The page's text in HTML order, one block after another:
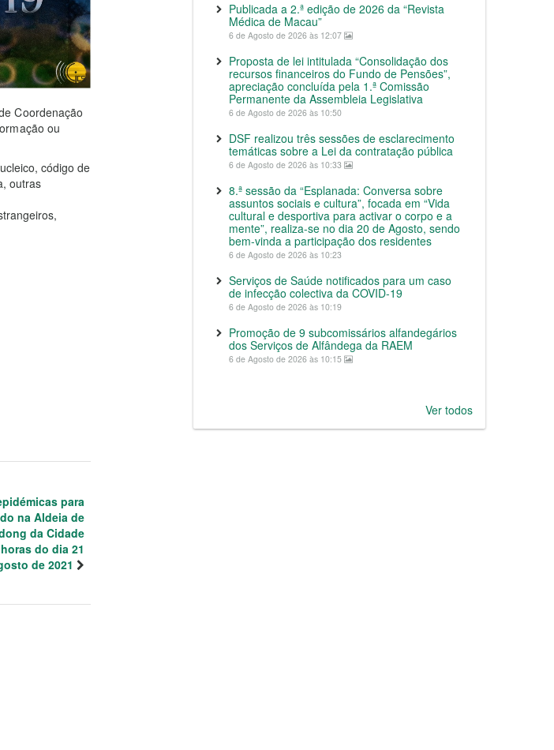
Coordenação
ou
código de
outras
para
na Aldeia de
da Cidade
do dia 21
de 2021
Publicada a 2.ª edição de 2026 da “Revista
Médica de Macau”
6 de Agosto de 2026 às 12:07
Proposta de lei intitulada “Consolidação dos
recursos financeiros do Fundo de Pensões”,
apreciação concluída pela 1.ª Comissão
Permanente da Assembleia Legislativa
6 de Agosto de 2026 às 10:50
DSF realizou três sessões de esclarecimento
temáticas sobre a Lei da contratação pública
6 de Agosto de 2026 às 10:33
8.ª sessão da “Esplanada: Conversa sobre
assuntos sociais e cultura”, focada em “Vida
cultural e desportiva para activar o corpo e a
mente”, realiza-se no dia 20 de Agosto, sendo
bem-vinda a participação dos residentes
6 de Agosto de 2026 às 10:23
Serviços de Saúde notificados para um caso
de infecção colectiva da COVID-19
6 de Agosto de 2026 às 10:19
Promoção de 9 subcomissários alfandegários
dos Serviços de Alfândega da RAEM
6 de Agosto de 2026 às 10:15
Ver todos